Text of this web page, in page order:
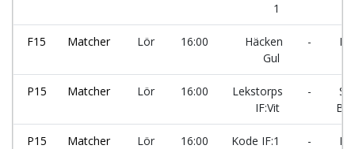
1
F15 Matcher Lör 16:00
Häcken
Gul
-
P15 Matcher Lör 16:00
Lekstorps
IF:Vit
-
P15 Matcher Lör 16:00 Kode IF:1 -